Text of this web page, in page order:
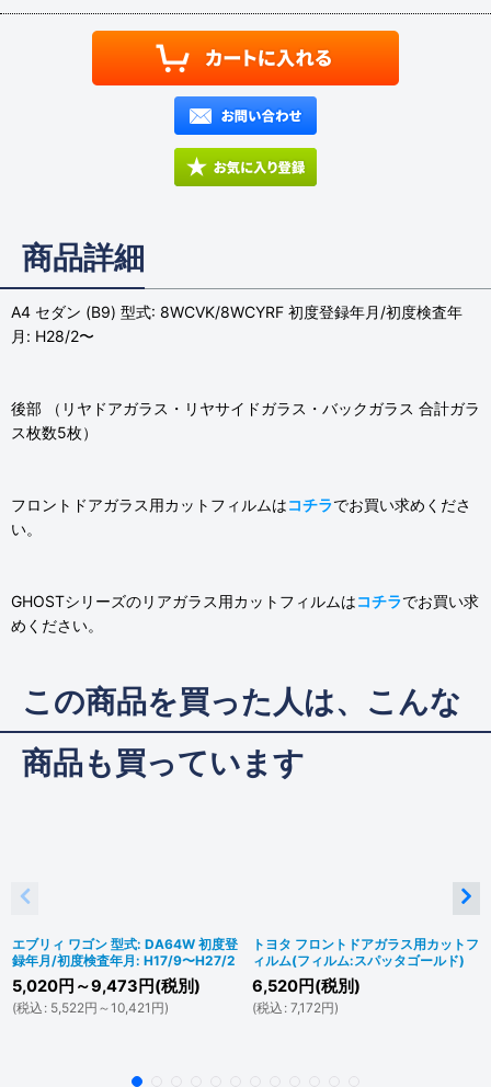
商品詳細
A4 セダン (B9) 型式: 8WCVK/8WCYRF 初度登録年月/初度検査年
月: H28/2〜
後部 （リヤドアガラス・リヤサイドガラス・バックガラス 合計ガラ
ス枚数5枚）
フロントドアガラス用カットフィルムはコチラでお買い求めくださ
い。
GHOSTシリーズのリアガラス用カットフィルムはコチラでお買い求
めください。
この商品を買った人は、こんな
商品も買っています
エブリィ ワゴン 型式: DA64W 初度登
録年月/初度検査年月: H17/9〜H27/2
5,020円 ～9,473 円(税別)
(税込 : 5,522円 ～10,421 円)
トヨタ フロントドアガラス用カットフ
ィルム(フィルム:スパッタゴールド)
6,520円(税別)
(税込 : 7,172円)